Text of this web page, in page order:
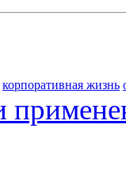
корпоративная жизнь